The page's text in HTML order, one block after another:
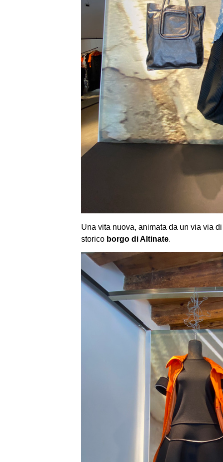
Una vita nuova, animata da un via via
storico borgo di Altinate.